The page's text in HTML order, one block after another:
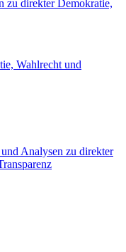
zu direkter Demokratie,
Wahlrecht und
Analysen zu direkter